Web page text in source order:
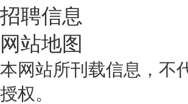
招聘信息
网站地图
本网站所刊载信息，不
授权。